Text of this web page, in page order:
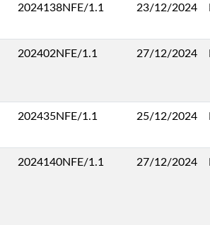
2024138NFE/1.1 23/12/2024
202402NFE/1.1 27/12/2024
202435NFE/1.1 25/12/2024
2024140NFE/1.1 27/12/2024